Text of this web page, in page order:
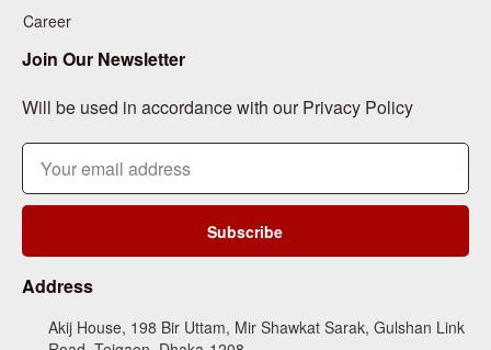
Career
Join Our Newsletter
Will be used in accordance with our Privacy Policy
Subscribe
Address
Akij House, 198 Bir Uttam, Mir Shawkat Sarak, Gulshan Link